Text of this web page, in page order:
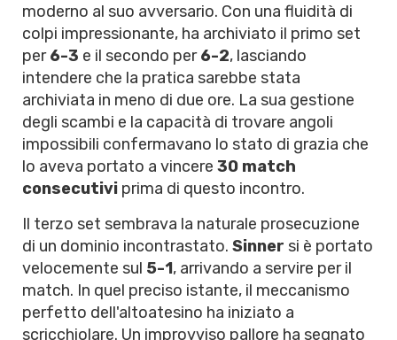
moderno al suo avversario. Con una fluidità di
colpi impressionante, ha archiviato il primo set
per6-3 e il secondo per6-2, lasciando
intendere che la pratica sarebbe stata
archiviata in meno di due ore. La sua gestione
degli scambi e la capacità di trovare angoli
impossibili confermavano lo stato di grazia che
lo aveva portato a vincere 30 match
consecutivi prima di questo incontro.
Il terzo set sembrava la naturale prosecuzione
di un dominio incontrastato. Sinner si è portato
velocemente sul 5-1, arrivando a servire per il
match. In quel preciso istante, il meccanismo
perfetto dell'altoatesino ha iniziato a
scricchiolare. Un improvviso pallore ha segnato